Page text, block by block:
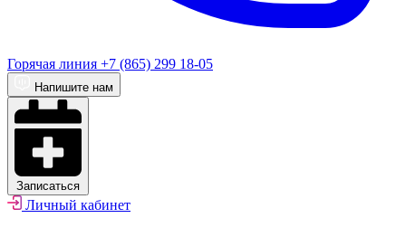
Горячая линия +7 (865) 299 18-05
Напишите нам
Записаться
Личный кабинет